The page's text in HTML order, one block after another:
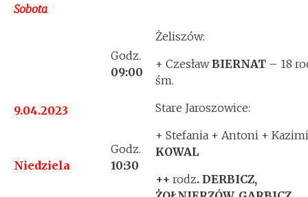
Sobota
9.04.2023
Niedziela
Godz.
09:00
Żeliszów:
+ CzesławBIERNAT – 18
śm.
Godz.
10:30
Stare Jaroszowice:
+ Stefania + Antoni +
KOWAL
++ rodz. DERBICZ,